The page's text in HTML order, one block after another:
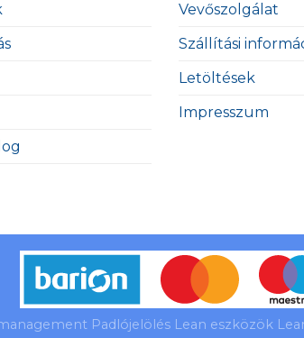
Vevőszolgálat
Szállítási
Letöltések
Impresszum
Padlójelölés Lean eszközök